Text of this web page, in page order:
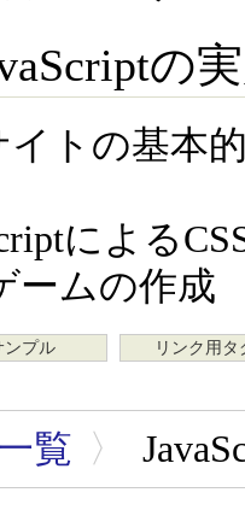
の
トの基本
による
ムの作成
ンプル リンク用タ
覧 〉